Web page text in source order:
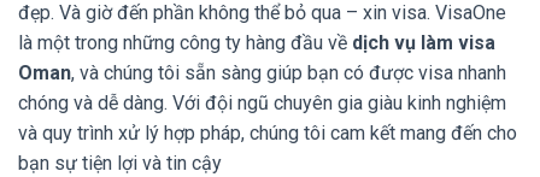
đẹp. Và giờ đến phần không thể bỏ qua – xin visa. VisaOne
là một trong những công ty hàng đầu về dịch vụ làm visa
Oman, và chúng tôi sẵn sàng giúp bạn có được visa nhanh
chóng và dễ dàng. Với đội ngũ chuyên gia giàu kinh nghiệm
và quy trình xử lý hợp pháp, chúng tôi cam kết mang đến cho
bạn sự tiện lợi và tin cậy